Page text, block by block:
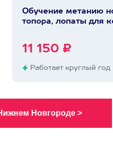
Обучение метанию
топора, лопаты для
11 150 ₽
Работает круглый год